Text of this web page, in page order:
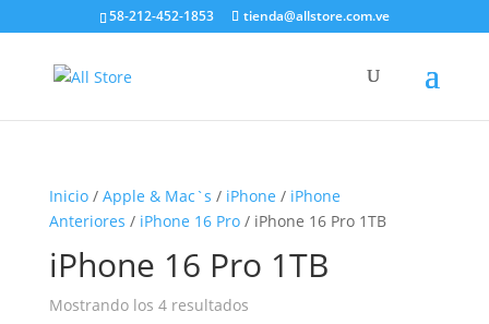
58-212-452-1853 tienda@allstore.com.ve
Inicio/ Apple & Mac`s / iPhone / iPhone
Anteriores / iPhone 16 Pro/ iPhone 16 Pro 1TB
iPhone 16 Pro 1TB
Mostrando los 4 resultadosOrdenado